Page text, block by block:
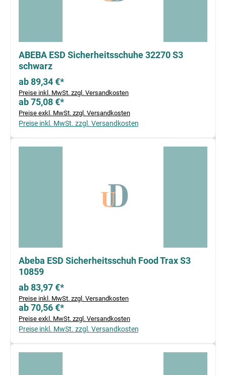
ABEBA ESD Sicherheitsschuhe 32270 S3
schwarz
ab 89,34 €*
Preise inkl. MwSt. zzgl. Versandkosten
ab 75,08 €*
Preise exkl. MwSt. zzgl. Versandkosten
Preise inkl. MwSt. zzgl. Versandkosten
Abeba ESD Sicherheitsschuh Food Trax S3
10859
ab 83,97 €*
Preise inkl. MwSt. zzgl. Versandkosten
ab 70,56 €*
Preise exkl. MwSt. zzgl. Versandkosten
Preise inkl. MwSt. zzgl. Versandkosten